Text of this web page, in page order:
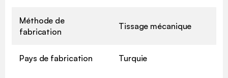
Méthode de
fabrication
Tissage mécanique
Pays de fabrication Turquie